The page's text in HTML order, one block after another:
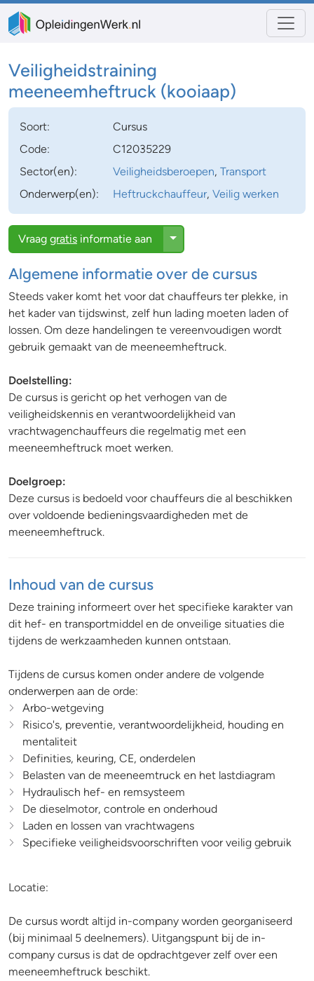
Veiligheidstraining
meeneemheftruck (kooiaap)
Soort:
Cursus
Code:
C12035229
Sector(en):
Veiligheidsberoepen,Transport
Onderwerp(en):
Heftruckchauffeur,Veilig werken
Vraag gratis informatie aan Toggle Dropdown
Algemene informatie over de cursus
Steeds vaker komt het voor dat chauffeurs ter plekke, in
het kader van tijdswinst, zelf hun lading moeten laden of
lossen. Om deze handelingen te vereenvoudigen wordt
gebruik gemaakt van de meeneemheftruck.
Doelstelling:
De cursus is gericht op het verhogen van de
veiligheidskennis en verantwoordelijkheid van
vrachtwagenchauffeurs die regelmatig met een
meeneemheftruck moet werken.
Doelgroep:
Deze cursus is bedoeld voor chauffeurs die al beschikken
over voldoende bedieningsvaardigheden met de
meeneemheftruck.
Inhoud van de cursus
Deze training informeert over het specifieke karakter van
dit hef- en transportmiddel en de onveilige situaties die
tijdens de werkzaamheden kunnen ontstaan.
Tijdens de cursus komen onder andere de volgende
onderwerpen aan de orde:
Arbo-wetgeving
Risico's, preventie, verantwoordelijkheid, houding en
mentaliteit
Definities, keuring, CE, onderdelen
Belasten van de meeneemtruck en het lastdiagram
Hydraulisch hef- en remsysteem
De dieselmotor, controle en onderhoud
Laden en lossen van vrachtwagens
Specifieke veiligheidsvoorschriften voor veilig gebruik
Locatie:
De cursus wordt altijd in-company worden georganiseerd
(bij minimaal 5 deelnemers). Uitgangspunt bij de in-
company cursus is dat de opdrachtgever zelf over een
meeneemheftruck beschikt.